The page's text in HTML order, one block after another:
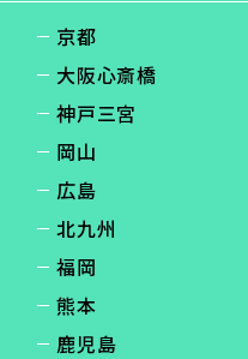
京都
大阪心斎橋
神戸三宮
岡山
広島
北九州
福岡
熊本
鹿児島